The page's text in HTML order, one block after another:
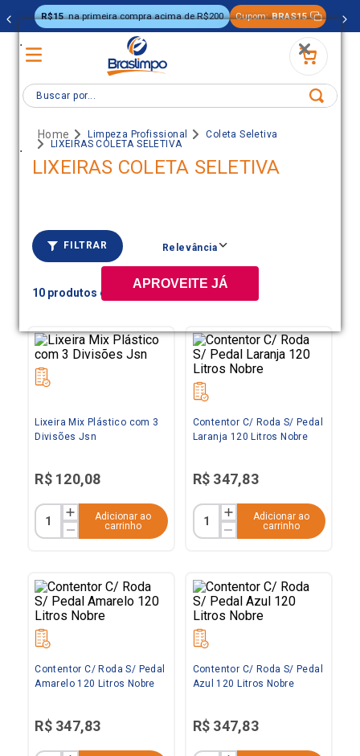
.
.
APROVEITE JÁ
R$15 na primeira compra acima de R$200 Cupom: BRAS15
Buscar por...
Limpeza Profissional
Coleta Seletiva
LIXEIRAS COLETA SELETIVA
LIXEIRAS COLETA SELETIVA
FILTRAR Relevância
10
Lixeira Mix Plástico com 3
Divisões Jsn
R$ 120,08
Adicionar ao
carrinho
Contentor C/ Roda S/ Pedal
Laranja 120 Litros Nobre
R$ 347,83
Adicionar ao
carrinho
Contentor C/ Roda S/ Pedal
Amarelo 120 Litros Nobre
R$ 347,83
Contentor C/ Roda S/ Pedal
Azul 120 Litros Nobre
R$ 347,83